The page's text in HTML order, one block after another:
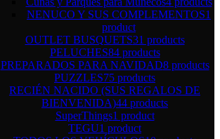
NENUCO Y SUS COMPLEMENTOS1
product
OUTLET BUSQUETS31 products
PELUCHES84 products
PREPARADOS PARA NAVIDAD8 products
PUZZLES75 products
RECIÉN NACIDO (SUS REGALOS DE
BIENVENIDA)44 products
SuperThings1 product
TEGU1 product